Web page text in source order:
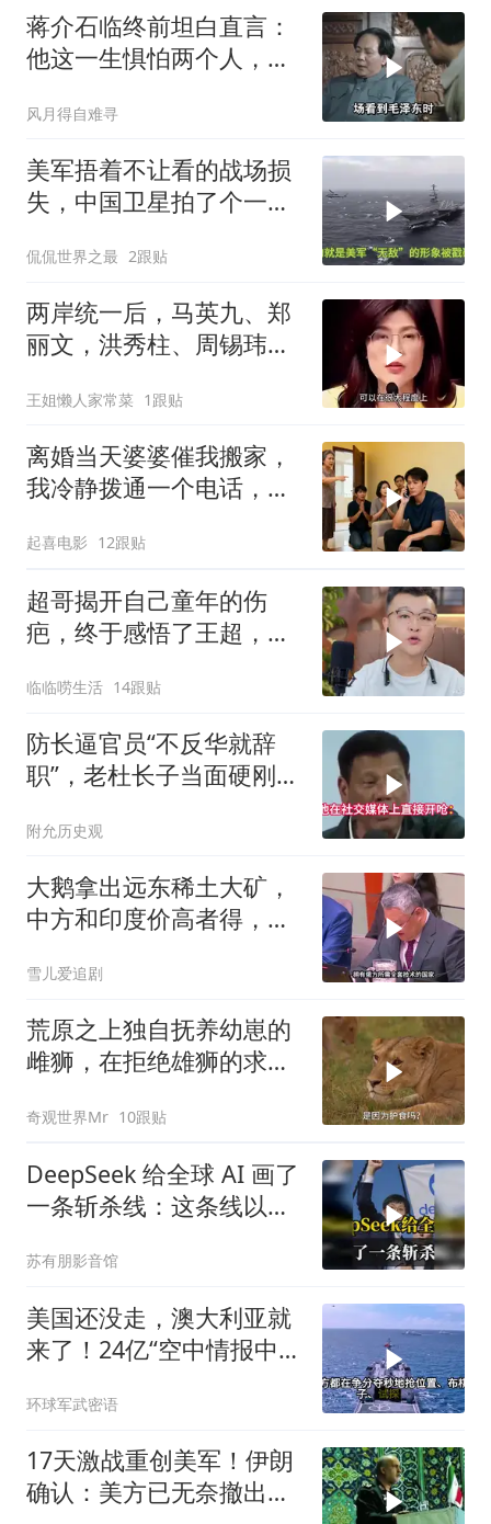
蒋介石临终前坦白直言：
他这一生惧怕两个人，却
风月得自难寻
美军捂着不让看的战场损
失，中国卫星拍了个一清
侃侃世界之最 2跟贴
两岸统一后，马英九、郑
丽文，洪秀柱、周锡玮谁
王姐懒人家常菜 1跟贴
离婚当天婆婆催我搬家，
我冷静拨通一个电话，全
起喜电影 12跟贴
超哥揭开自己童年的伤
疤，终于感悟了王超，他
临临唠生活 14跟贴
防长逼官员“不反华就辞
职”，老杜长子当面硬刚：
附允历史观
大鹅拿出远东稀土大矿，
中方和印度价高者得，背
雪儿爱追剧
荒原之上独自抚养幼崽的
雌狮，在拒绝雄狮的求偶
奇观世界Mr 10跟贴
DeepSeek 给全球 AI 画了
一条斩杀线：这条线以下
苏有朋影音馆
美国还没走，澳大利亚就
来了！24亿“空中情报中
环球军武密语
17天激战重创美军！伊朗
确认：美方已无奈撤出两